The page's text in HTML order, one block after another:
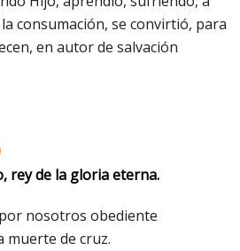
consumación, se convirtió, para
en autor de salvación
rey de la gloria eterna.
nosotros obediente
muerte de cruz.